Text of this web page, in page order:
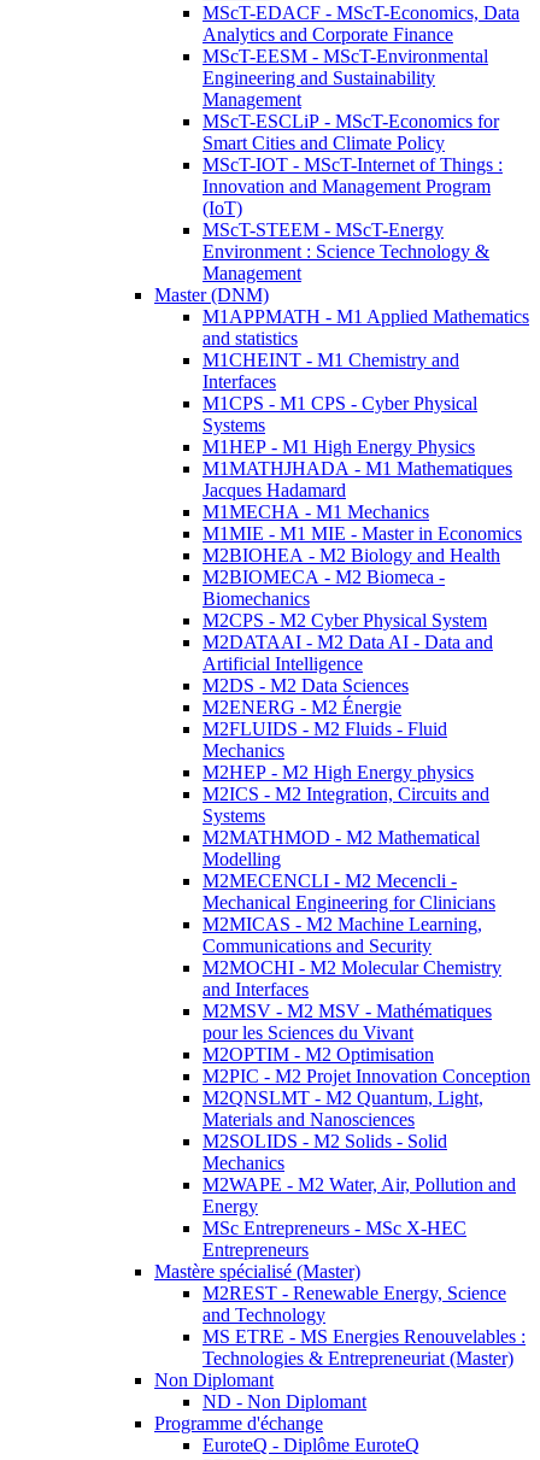
MScT-EDACF - MScT-Economics, Data
Analytics and Corporate Finance
MScT-EESM - MScT-Environmental
Engineering and Sustainability
Management
MScT-ESCLiP - MScT-Economics for
Smart Cities and Climate Policy
MScT-IOT - MScT-Internet of Things :
Innovation and Management Program
(IoT)
MScT-STEEM - MScT-Energy
Environment : Science Technology &
Management
Master (DNM)
M1APPMATH - M1 Applied Mathematics
and statistics
M1CHEINT - M1 Chemistry and
Interfaces
M1CPS - M1 CPS - Cyber Physical
Systems
M1HEP - M1 High Energy Physics
M1MATHJHADA - M1 Mathematiques
Jacques Hadamard
M1MECHA - M1 Mechanics
M1MIE - M1 MIE - Master in Economics
M2BIOHEA - M2 Biology and Health
M2BIOMECA - M2 Biomeca -
Biomechanics
M2CPS - M2 Cyber Physical System
M2DATAAI - M2 Data AI - Data and
Artificial Intelligence
M2DS - M2 Data Sciences
M2ENERG - M2 Énergie
M2FLUIDS - M2 Fluids - Fluid
Mechanics
M2HEP - M2 High Energy physics
M2ICS - M2 Integration, Circuits and
Systems
M2MATHMOD - M2 Mathematical
Modelling
M2MECENCLI - M2 Mecencli -
Mechanical Engineering for Clinicians
M2MICAS - M2 Machine Learning,
Communications and Security
M2MOCHI - M2 Molecular Chemistry
and Interfaces
M2MSV - M2 MSV - Mathématiques
pour les Sciences du Vivant
M2OPTIM - M2 Optimisation
M2PIC - M2 Projet Innovation Conception
M2QNSLMT - M2 Quantum, Light,
Materials and Nanosciences
M2SOLIDS - M2 Solids - Solid
Mechanics
M2WAPE - M2 Water, Air, Pollution and
Energy
MSc Entrepreneurs - MSc X-HEC
Entrepreneurs
Mastère spécialisé (Master)
M2REST - Renewable Energy, Science
and Technology
MS ETRE - MS Energies Renouvelables :
Technologies & Entrepreneuriat (Master)
Non Diplomant
ND - Non Diplomant
Programme d'échange
EuroteQ - Diplôme EuroteQ